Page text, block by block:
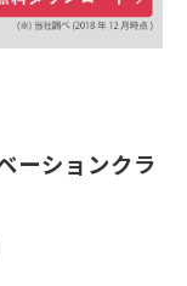
ーションクラ